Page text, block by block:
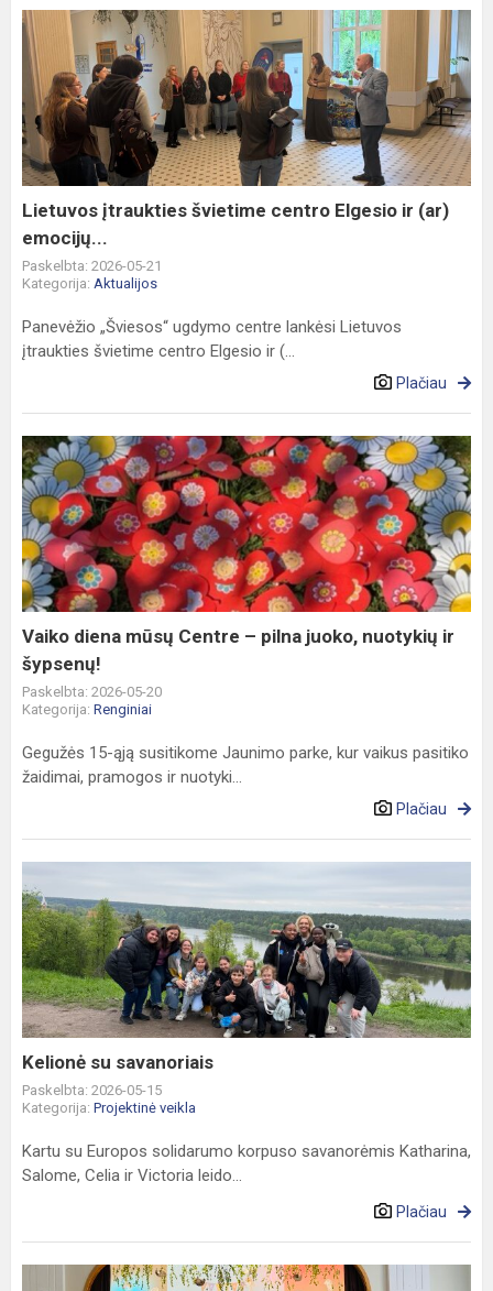
Lietuvos
įtraukties
švietime
centro
Elgesio
ir
(ar)
emocijų...
Lietuvos įtraukties švietime centro Elgesio ir (ar)
emocijų...
Paskelbta: 2026-05-21
Kategorija: Aktualijos
Panevėžio „Šviesos“ ugdymo centre lankėsi Lietuvos
įtraukties švietime centro Elgesio ir (...
Plačiau
Vaiko
diena
mūsų
Centre
–
pilna
juoko,
nuotykių
ir
šypsenų!
Vaiko diena mūsų Centre – pilna juoko, nuotykių ir
šypsenų!
Paskelbta: 2026-05-20
Kategorija: Renginiai
Gegužės 15-ąją susitikome Jaunimo parke, kur vaikus pasitiko
žaidimai, pramogos ir nuotyki...
Plačiau
su
savanoriais
Kelionė su savanoriais
Paskelbta: 2026-05-15
Kategorija: Projektinė veikla
Kartu su Europos solidarumo korpuso savanorėmis Katharina,
Salome, Celia ir Victoria leido...
Plačiau